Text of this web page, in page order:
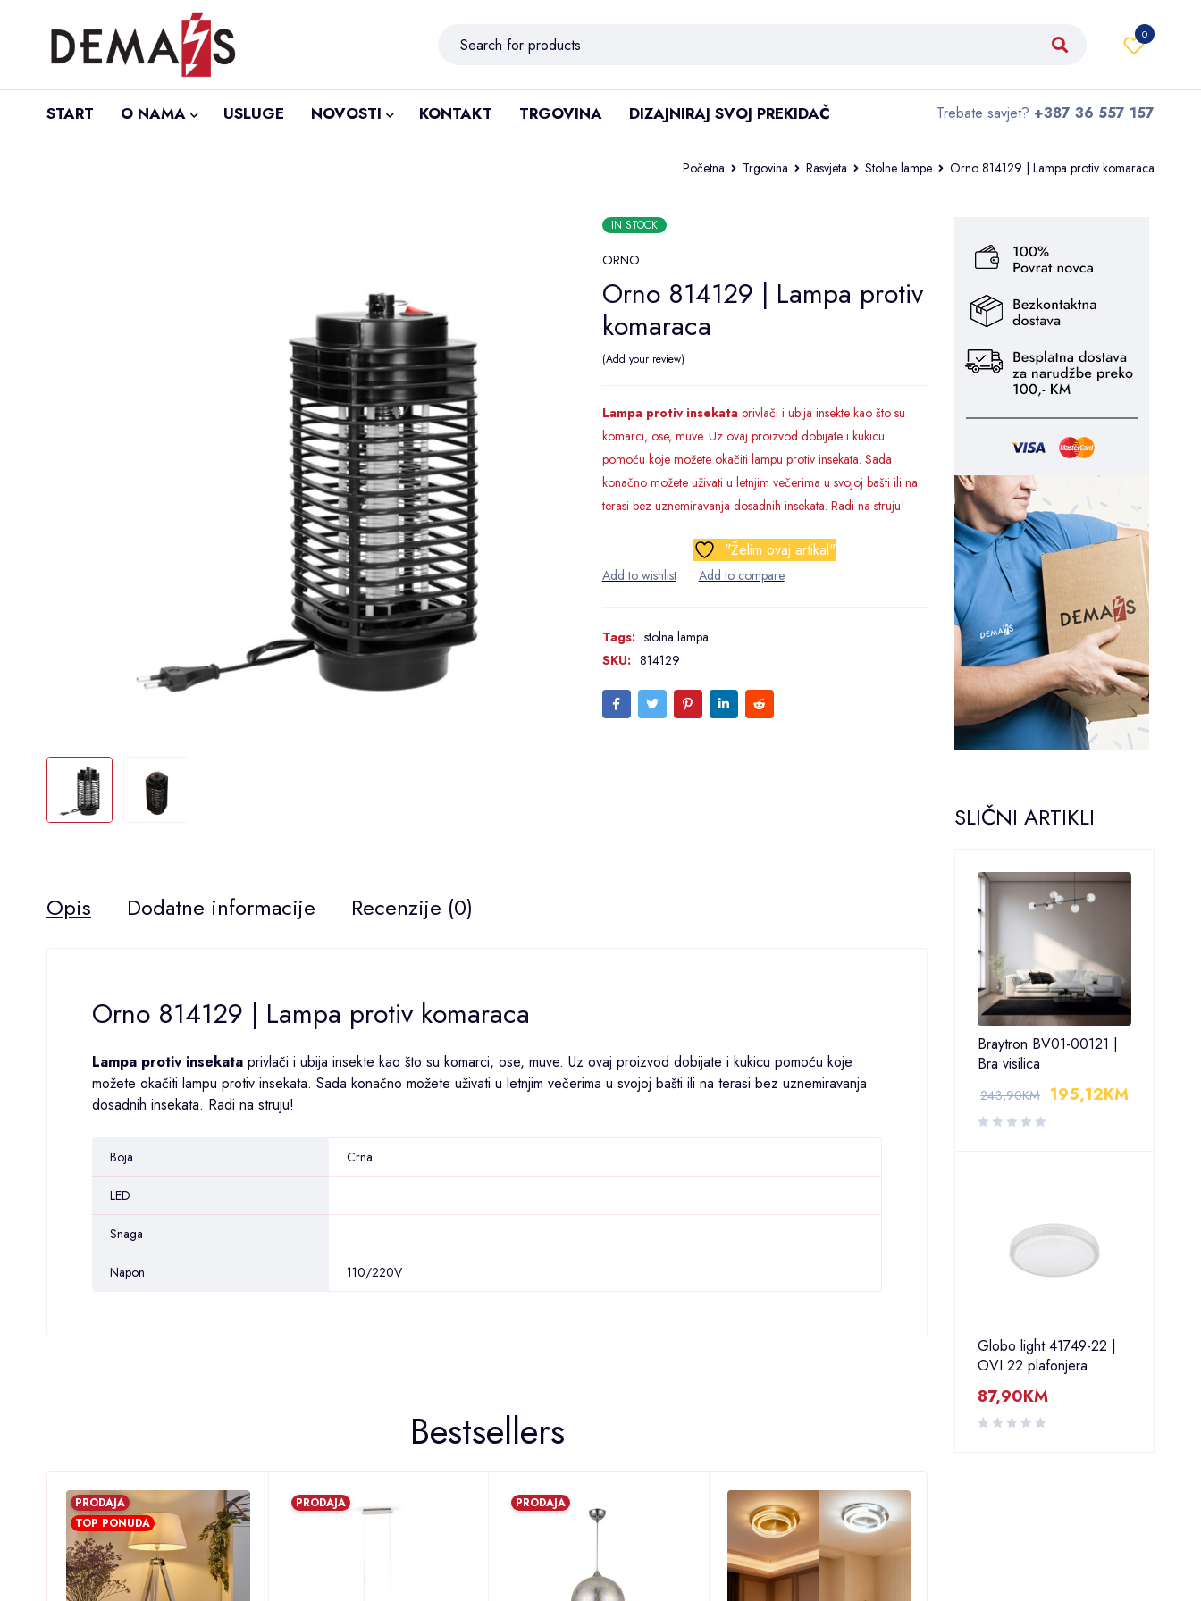
0
START O NAMA USLUGE NOVOSTI KONTAKT TRGOVINA DIZAJNIRAJ SVOJ PREKIDAČ Trebate savjet? +387 36 557 157
Početna Trgovina Rasvjeta Stolne lampe Orno 814129 | Lampa protiv komaraca
IN STOCK
ORNO
Orno 814129 | Lampa protiv
komaraca
Add your review
Lampa protiv insekataprivlači i ubija insekte kao što su
komarci, ose, muve. Uz ovaj proizvod dobijate i kukicu
pomoću koje možete okačiti lampu protiv insekata. Sada
konačno možete uživati u letnjim večerima u svojoj bašti ili na
terasi bez uznemiravanja dosadnih insekata. Radi na struju!
"Želim ovaj artikal"
Tags: stolna lampa
SKU: 814129
Opis Dodatne informacije Recenzije (0)
Orno 814129 | Lampa protiv komaraca
Lampa protiv insekata privlači i ubija insekte kao što su komarci, ose, muve. Uz ovaj proizvod dobijate i kukicu pomoću koje
možete okačiti lampu protiv insekata. Sada konačno možete uživati u letnjim večerima u svojoj bašti ili na terasi bez uznemiravanja
dosadnih insekata. Radi na struju!
Boja Crna
LED
Snaga
Napon 110/220V
Bestsellers
PRODAJA
TOP PONUDA
PRODAJA PRODAJA
SLIČNI ARTIKLI
Braytron BV01-00121 |
Bra visilica
243,90KM 195,12KM
Globo light 41749-22 |
OVI 22 plafonjera
87,90KM